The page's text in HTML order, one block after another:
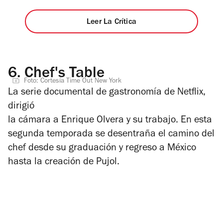
Leer La Crítica
6. Chef's Table
Foto: Cortesía Time Out New York
La serie documental de gastronomía de Netflix,
dirigió
la cámara a Enrique Olvera y su trabajo. En esta
segunda temporada se desentraña el camino del
chef desde su graduación y regreso a México
hasta la creación de Pujol.